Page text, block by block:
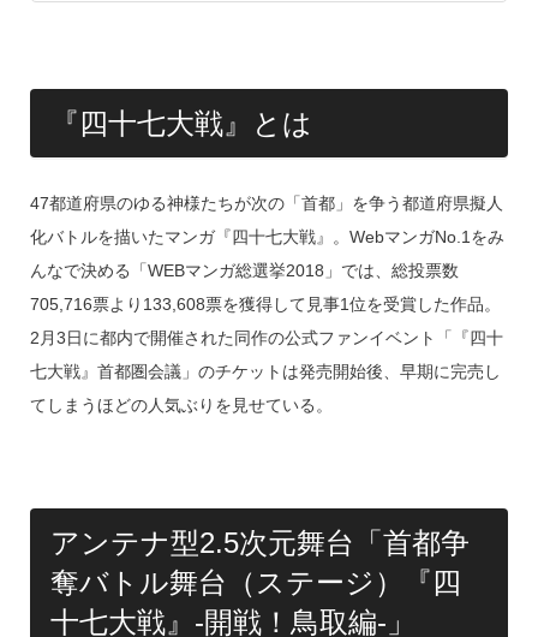
『四十七大戦』とは
47都道府県のゆる神様たちが次の「首都」を争う都道府県擬人
化バトルを描いたマンガ『四十七大戦』。WebマンガNo.1をみ
んなで決める「WEBマンガ総選挙2018」では、総投票数
705,716票より133,608票を獲得して見事1位を受賞した作品。
2月3日に都内で開催された同作の公式ファンイベント「『四十
七大戦』首都圏会議」のチケットは発売開始後、早期に完売し
てしまうほどの人気ぶりを見せている。
アンテナ型2.5次元舞台「首都争
奪バトル舞台（ステージ）『四
十七大戦』-開戦！鳥取編-」